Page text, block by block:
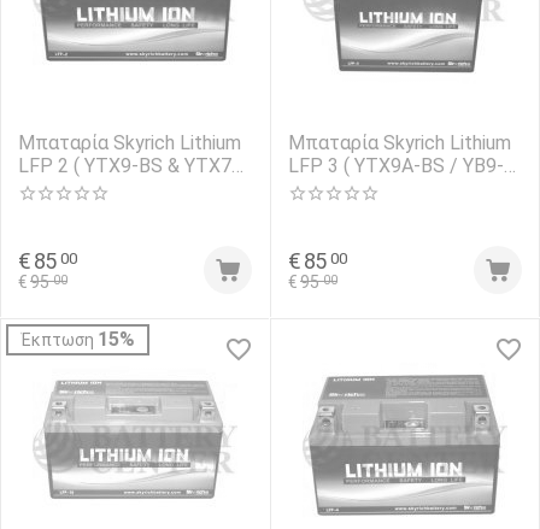
Μπαταρία Skyrich Lithium
LFP 2 ( YTX9-BS & YTX7A-
BS ) 12V 180CCA
€95 00
€85 00
Μπαταρία Skyrich Lithium
LFP 3 ( YTX9A-BS / YB9-B
/ YB9L-B ) 12V 180CCA
€95 00
€85 00
Έκπτωση 15%